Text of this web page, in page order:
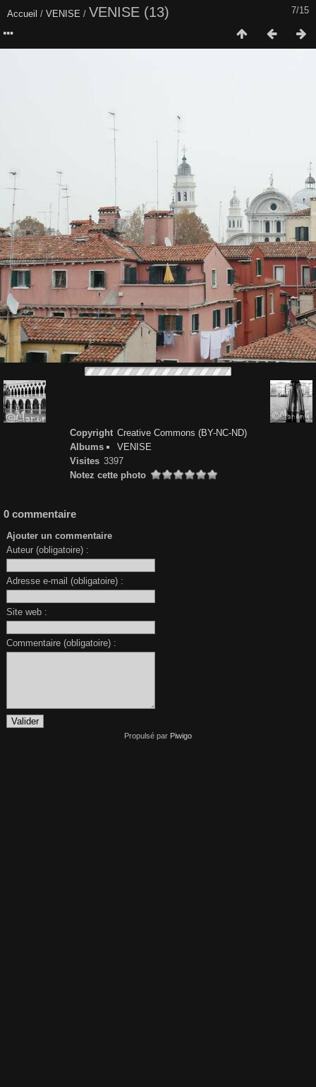
7/15
Accueil / VENISE / VENISE (13)
Copyright Creative Commons (BY-NC-ND)
Albums
VENISE
Visites 3397
Notez cette photo
0 commentaire
Ajouter un commentaire
Auteur (obligatoire) :
Adresse e-mail (obligatoire) :
Site web :
Commentaire (obligatoire) :
Propulsé par Piwigo